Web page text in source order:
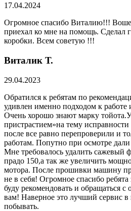
17.04.2024
Огромное спасибо Виталию!!!
приехал ко мне на помощь. Сделал
коробки. Всем советую !!!
Виталик Т.
29.04.2023
Обратился к ребятам по
удивлен именно подходом к работе
Очень хорошо знают марку
пристрастием»на тему
после все равно перепроверили и
работам. Попутно при осмотре
Мне требовалось удалить сажевый
прадо 150,а так же увеличить
мотора. После прошивки машину
не в себя! Огромное спасибо ребята
буду рекомендовать и обращаться
вам! Наверное это лучший сервис в
побывать.